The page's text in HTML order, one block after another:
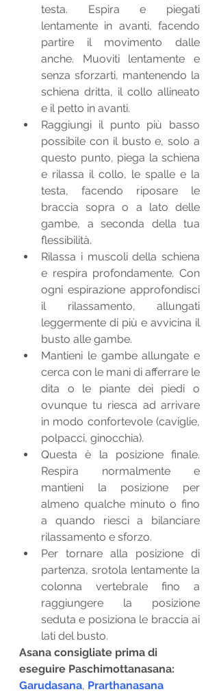
testa. Espira e piegati
lentamente in avanti, facendo
partire il movimento dalle
anche. Muoviti lentamente e
senza sforzarti, mantenendo la
schiena dritta, il collo allineato
e il petto in avanti.
Raggiungi il punto più basso
possibile con il busto e, solo a
questo punto, piega la schiena
e rilassa il collo, le spalle e la
testa, facendo riposare le
braccia sopra o a lato delle
gambe, a seconda della tua
flessibilità.
Rilassa i muscoli della schiena
e respira profondamente. Con
ogni espirazione approfondisci
il rilassamento, allungati
leggermente di più e avvicina il
busto alle gambe.
Mantieni le gambe allungate e
cerca con le mani di afferrare le
dita o le piante dei piedi o
ovunque tu riesca ad arrivare
in modo confortevole (caviglie,
polpacci, ginocchia).
Questa è la posizione finale.
Respira normalmente e
mantieni la posizione per
almeno qualche minuto o fino
a quando riesci a bilanciare
rilassamento e sforzo.
Per tornare alla posizione di
partenza, srotola lentamente la
colonna vertebrale fino a
raggiungere la posizione
seduta e posiziona le braccia ai
lati del busto.
Asana consigliate prima di
eseguire Paschimottanasana:
Garudasana, Prarthanasana